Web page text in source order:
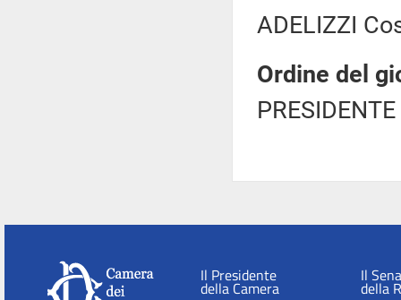
ADELIZZI
Ordine del
Il Presidente
della Camera
Il
della